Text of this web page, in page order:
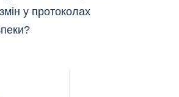
у протоколах